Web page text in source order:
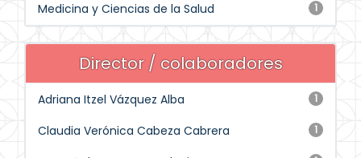
1
Medicina y Ciencias de la Salud
Director / colaboradores
1
Adriana Itzel Vázquez Alba
1
Claudia Verónica Cabeza Cabrera